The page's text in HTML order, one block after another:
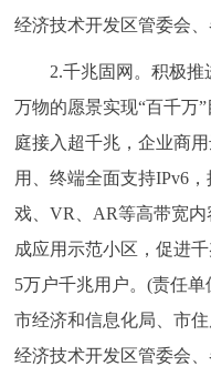
经济技术开发区管委会
2.千兆固网。积极推
万物的愿景实现“百千万
庭接入超千兆，企业商
用、终端全面支持IPv6
戏、VR、AR等高带宽
成应用示范小区，促进
5万户千兆用户。(责任单
市经济和信息化局、市
经济技术开发区管委会